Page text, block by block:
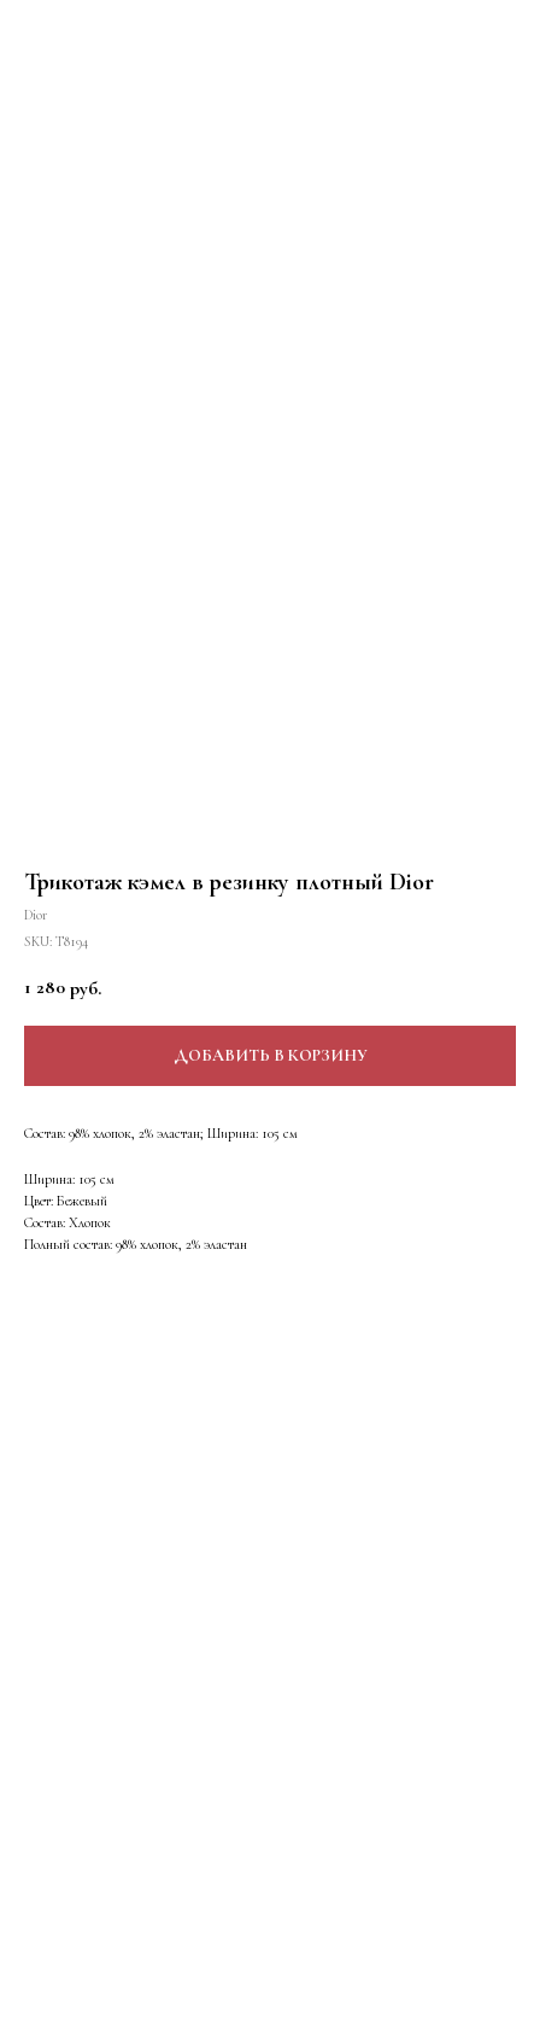
Трикотаж кэмел в резинку плотный Dior
Dior
SKU: Т8194
1 280 руб.
ДОБАВИТЬ В КОРЗИНУ
Состав: 98% хлопок, 2% эластан; Ширина: 105 см
Ширина: 105 см
Цвет: Бежевый
Состав: Хлопок
Полный состав: 98% хлопок, 2% эластан